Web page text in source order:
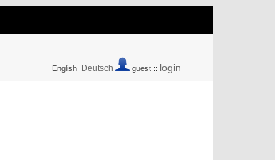
English Deutsch guest :: login